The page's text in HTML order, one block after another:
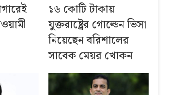
১৬ কোটি টাকায়
যুক্তরাষ্ট্রের গোল্ডেন ভিসা
নিয়েছেন বরিশালের
সাবেক মেয়র খোকন